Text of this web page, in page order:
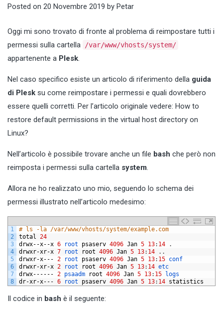
Posted on 20 Novembre 2019 by Petar
Oggi mi sono trovato di fronte al problema di reimpostare tutti i
permessi sulla cartella
/var/www/vhosts/system/
appartenente a Plesk.
Nel caso specifico esiste un articolo di riferimento della guida
di Plesk su come reimpostare i permessi e quali dovrebbero
essere quelli corretti. Per l’articolo originale vedere: How to
restore default permissions in the virtual host directory on
Linux?
Nell’articolo è possibile trovare anche un file bash che però non
reimposta i permessi sulla cartella system.
Allora ne ho realizzato uno mio, seguendo lo schema dei
permessi illustrato nell’articolo medesimo:
1
2
3
4
5
6
7
8
# ls -la /var/www/vhosts/system/example.com
total 24
drwx--x--x 6 root psaserv 4096 Jan 5 13: 14
.
drwxr-xr-x 7 root root 4096 Jan 5 13: 14 . .
drwxr-x--- 2 root psaserv 4096 Jan 5 13: 15 conf
drwxr-xr-x 2 root root 4096 Jan 5 13: 14 etc
drwx------ 2 psaadm root 4096 Jan 5 13: 15
logs
dr-xr-x--- 6 root psaserv 4096 Jan 5 13: 14 statistics
Il codice in bash è il seguente: